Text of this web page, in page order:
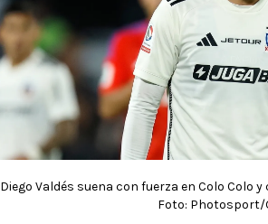
Diego Valdés suena con fuerza en Colo Colo
Foto: Photosport/